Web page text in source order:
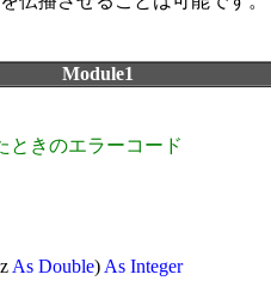
Module1
ときのエラーコード
As Double)As Integer